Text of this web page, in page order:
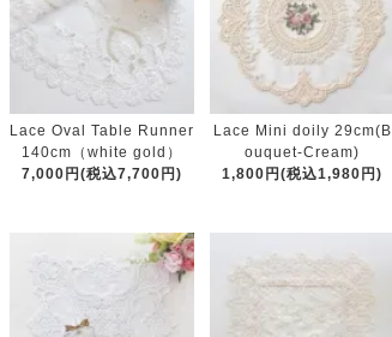
Lace Oval Table Runner
140cm（white gold）
7,000円(税込7,700円)
Lace Mini doily 29cm(B
ouquet-Cream)
1,800円(税込1,980円)